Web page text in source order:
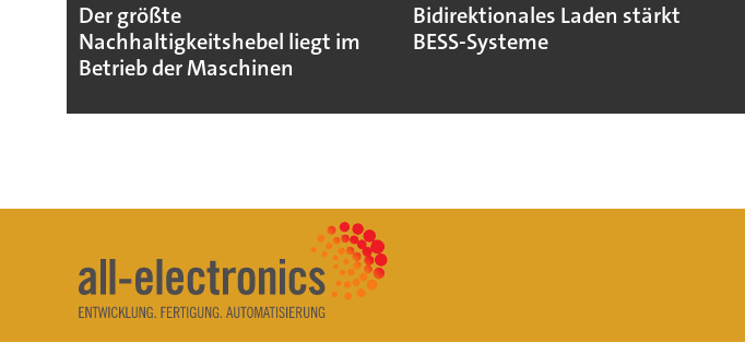
Der größte
Nachhaltigkeitshebel liegt im
Betrieb der Maschinen
Bidirektionales Laden stärkt
BESS-Systeme